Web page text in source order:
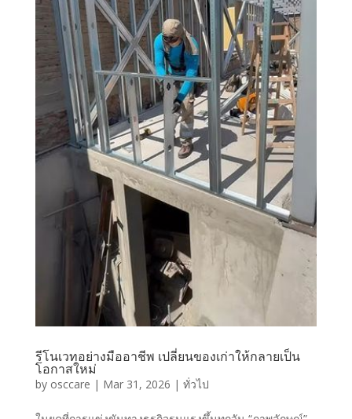
รีโนเวทอย่างมืออาชีพ เปลี่ยนของเก่าให้กลายเป็น
โอกาสใหม่
by osccare | Mar 31, 2026 | ทั่วไป